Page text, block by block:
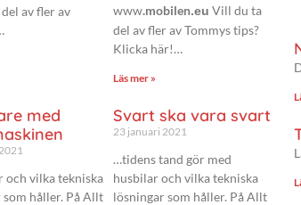
av fler av
www.mobilen.eu Vill du ta
del av fler av Tommys tips?
Klicka här!…
Läs mer »
med
och vilka tekniska
som håller. På Allt
Svart ska vara svart
23 januari 2021
…tidens tand gör med
husbilar och vilka tekniska
lösningar som håller. På Allt